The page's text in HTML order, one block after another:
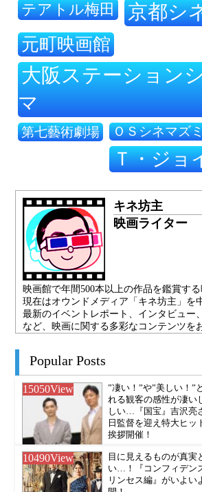
テアトル梅田 京都シ
元町映画館
大阪ステーション
マ
第七藝術劇場 ＯＳシネマズ
Ｔ・ジョ
キネ坊主
映画ライター
映画館で年間500本以上の作品を鑑賞する
現在はオウンドメディア「キネ坊主」を
最新のイベントレポート、インタビュー
など、映画に関する多彩なコンテンツを
Popular Posts
15050View
”凄い！”や”美しい！”
れる観客の感性が凄い
しい…『国宝』吉沢亮
日監督を迎え特大ヒッ
挨拶開催！
10490View
目に見えるものが真実
い…！『コンフィデン
リンセス編』がいよい